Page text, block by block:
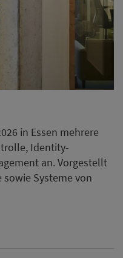
in Essen mehrere
Identity-
an. Vorgestellt
Systeme von